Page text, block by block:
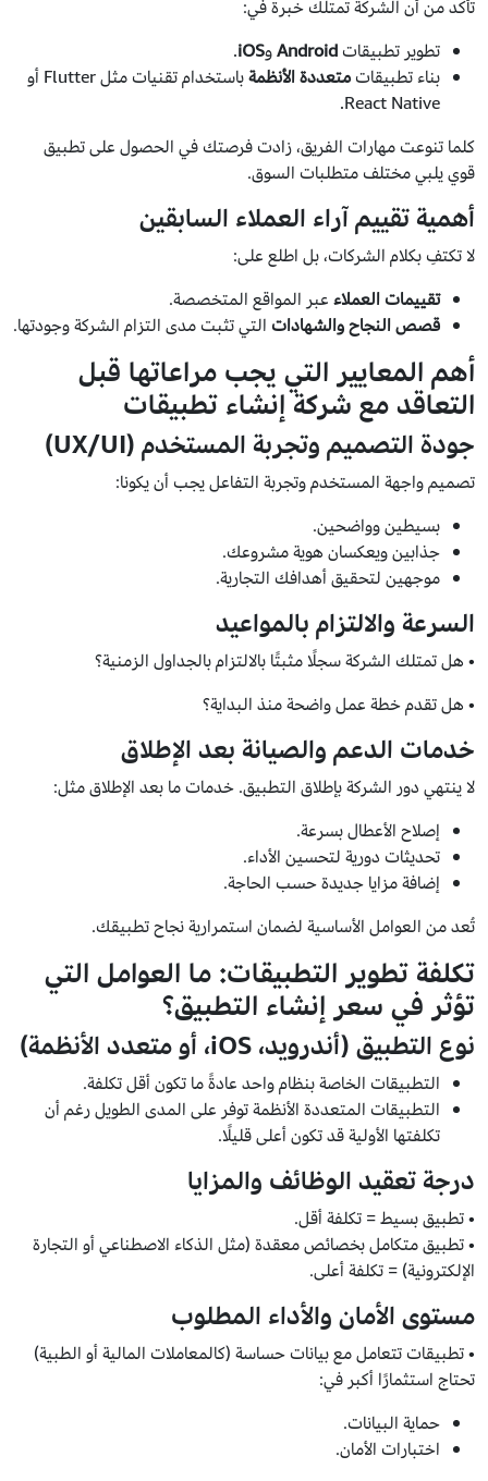
تأكد من أن الشركة تمتلك خبرة في:
تطوير تطبيقاتAndroidوiOS
.
بناء تطبيقاتمتعددة الأنظمة
باستخدام تقنيات مثل Flutter أو
React Native.
كلما تنوعت مهارات الفريق، زادت فرصتك في الحصول على تطبيق
قوي يلبي مختلف متطلبات السوق.
أهمية تقييم آراء العملاء السابقين
لا تكتفِ بكلام الشركات، بل اطلع على:
تقييمات العملاء عبر المواقع المتخصصة.
قصص النجاح والشهادات التي تثبت مدى التزام الشركة وجودتها.
أهم المعايير التي يجب مراعاتها قبل
التعاقد مع شركة إنشاء تطبيقات
جودة التصميم وتجربة المستخدم (UX/UI)
تصميم واجهة المستخدم وتجربة التفاعل يجب أن يكونا:
بسيطين وواضحين.
جذابين ويعكسان هوية مشروعك.
موجهين لتحقيق أهدافك التجارية.
السرعة والالتزام بالمواعيد
• هل تمتلك الشركة سجلًا مثبتًا بالالتزام بالجداول الزمنية؟
• هل تقدم خطة عمل واضحة منذ البداية؟
خدمات الدعم والصيانة بعد الإطلاق
لا ينتهي دور الشركة بإطلاق التطبيق. خدمات ما بعد الإطلاق مثل:
إصلاح الأعطال بسرعة.
تحديثات دورية لتحسين الأداء.
إضافة مزايا جديدة حسب الحاجة.
تُعد من العوامل الأساسية لضمان استمرارية نجاح تطبيقك.
تكلفة تطوير التطبيقات: ما العوامل التي
تؤثر في سعر إنشاء التطبيق؟
نوع التطبيق (أندرويد، iOS، أو متعدد الأنظمة)
التطبيقات الخاصة بنظام واحد عادةً ما تكون أقل تكلفة.
التطبيقات المتعددة الأنظمة توفر على المدى الطويل رغم أن
تكلفتها الأولية قد تكون أعلى قليلًا.
درجة تعقيد الوظائف والمزايا
• تطبيق بسيط = تكلفة أقل.
• تطبيق متكامل بخصائص معقدة (مثل الذكاء الاصطناعي أو التجارة
الإلكترونية) = تكلفة أعلى.
مستوى الأمان والأداء المطلوب
• تطبيقات تتعامل مع بيانات حساسة (كالمعاملات المالية أو الطبية)
تحتاج استثمارًا أكبر في:
حماية البيانات.
اختبارات الأمان.